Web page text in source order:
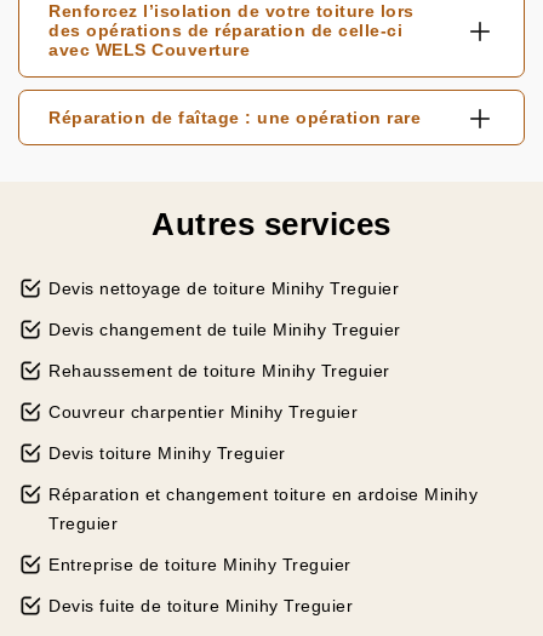
Renforcez l’isolation de votre toiture lors
des opérations de réparation de celle-ci
avec WELS Couverture
Réparation de faîtage : une opération rare
Autres services
Devis nettoyage de toiture Minihy Treguier
Devis changement de tuile Minihy Treguier
Rehaussement de toiture Minihy Treguier
Couvreur charpentier Minihy Treguier
Devis toiture Minihy Treguier
Réparation et changement toiture en ardoise Minihy
Treguier
Entreprise de toiture Minihy Treguier
Devis fuite de toiture Minihy Treguier